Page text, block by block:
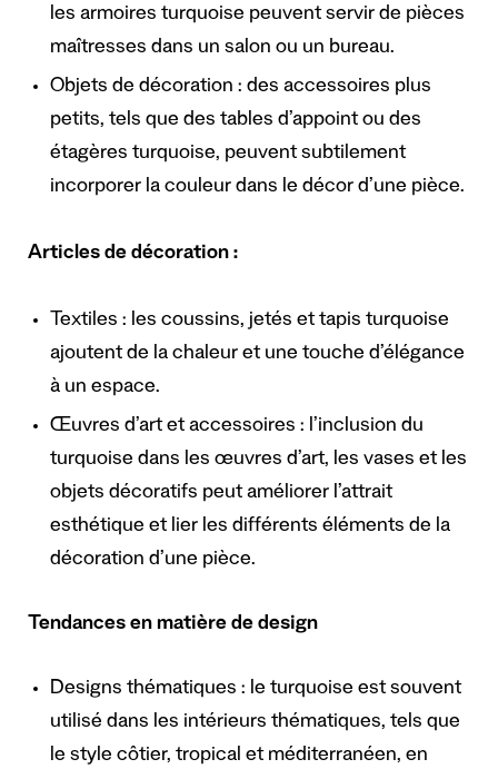
les armoires turquoise peuvent servir de pièces
maîtresses dans un salon ou un bureau.
Objets de décoration : des accessoires plus
petits, tels que des tables d’appoint ou des
étagères turquoise, peuvent subtilement
incorporer la couleur dans le décor d’une pièce.
Articles de décoration :
Textiles : les coussins, jetés et tapis turquoise
ajoutent de la chaleur et une touche d’élégance
à un espace.
Œuvres d’art et accessoires : l’inclusion du
turquoise dans les œuvres d’art, les vases et les
objets décoratifs peut améliorer l’attrait
esthétique et lier les différents éléments de la
décoration d’une pièce.
Tendances en matière de design
Designs thématiques : le turquoise est souvent
utilisé dans les intérieurs thématiques, tels que
le style côtier, tropical et méditerranéen, en